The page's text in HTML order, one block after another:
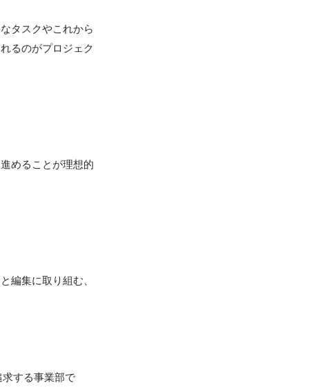
タスクやこれから
るのがプロジェク
めることが理想的
編集に取り組む、
する事業部で